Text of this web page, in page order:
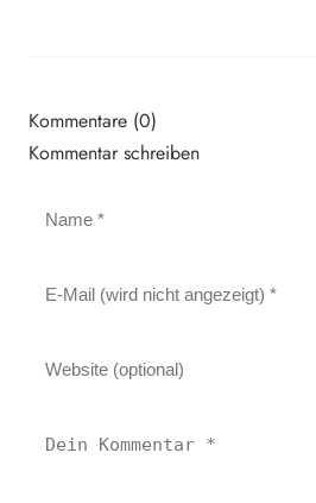
Kommentare (0)
Kommentar schreiben